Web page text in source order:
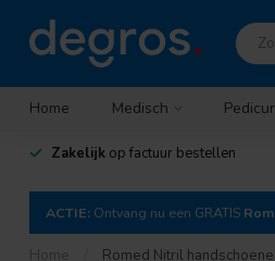
Home Medisch
Zakelijk op factuur bestellen
ACTIE: Ontvang nu een GRATIS
Home Romed Nitril